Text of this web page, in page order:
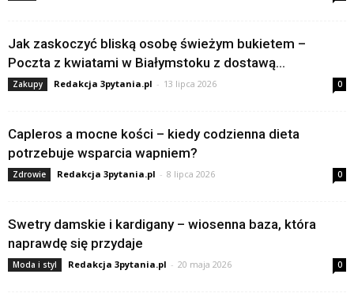
Jak zaskoczyć bliską osobę świeżym bukietem –
Poczta z kwiatami w Białymstoku z dostawą...
Zakupy Redakcja 3pytania.pl - 13 lipca 2026 0
Capleros a mocne kości – kiedy codzienna dieta
potrzebuje wsparcia wapniem?
Zdrowie Redakcja 3pytania.pl - 8 lipca 2026 0
Swetry damskie i kardigany – wiosenna baza, która
naprawdę się przydaje
Moda i styl Redakcja 3pytania.pl - 20 maja 2026 0